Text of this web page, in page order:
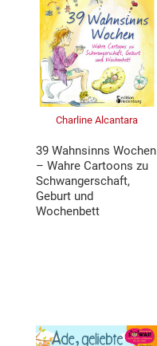
Charline Alcantara
39 Wahnsinns Wochen
– Wahre Cartoons zu
Schwangerschaft,
Geburt und
Wochenbett